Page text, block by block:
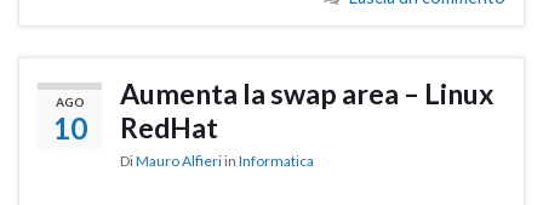
AGO
10
Aumenta la swap area – Linux
RedHat
DiMauro Alfieri in Informatica